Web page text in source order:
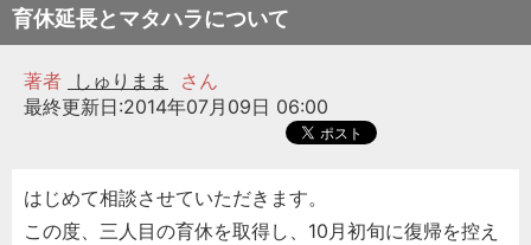
育休延長とマタハラについて
著者 しゅりまま
さん
最終更新日:2014年07月09日 06:00
はじめて相談させていただきます。
この度、三人目の育休を取得し、10月初旬に復帰を控え